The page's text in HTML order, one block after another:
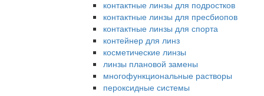
контактные линзы для подростков
контактные линзы для пресбиопов
контактные линзы для спорта
контейнер для линз
косметические линзы
линзы плановой замены
многофункциональные растворы
пероксидные системы